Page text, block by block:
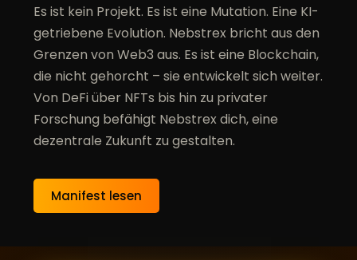
Es ist kein Projekt. Es ist eine Mutation. Eine KI-
getriebene Evolution. Nebstrex bricht aus den
Grenzen von Web3 aus. Es ist eine Blockchain,
die nicht gehorcht – sie entwickelt sich weiter.
Von DeFi über NFTs bis hin zu privater
Forschung befähigt Nebstrex dich, eine
dezentrale Zukunft zu gestalten.
Manifest lesen